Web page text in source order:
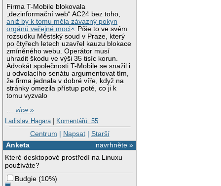
Firma T-Mobile blokovala
„dezinformační web“ AC24 bez toho,
aniž by k tomu měla závazný pokyn
orgánů veřejné moci . Píše to ve svém
rozsudku Městský soud v Praze, který
po čtyřech letech uzavřel kauzu blokace
zmíněného webu. Operátor musí
uhradit škodu ve výši 35 tisíc korun.
Advokát společnosti T-Mobile se snažil i
u odvolacího senátu argumentovat tím,
že firma jednala v dobré víře, když na
stránky omezila přístup poté, co ji k
tomu vyzvalo
…více »
Ladislav Hagara | Komentářů: 55
Centrum | Napsat| Starší
navrhněte »
Anketa
Které desktopové prostředí na Linuxu
používáte?
Budgie (10%)